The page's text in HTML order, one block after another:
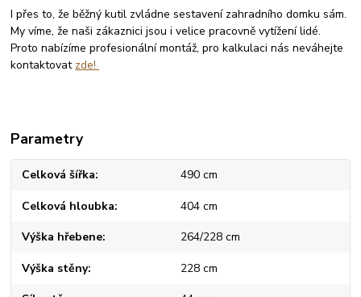
I přes to, že běžný kutil zvládne sestavení zahradního domku sám.
My víme, že naši zákaznici jsou i velice pracovně vytížení lidé.
Proto nabízíme profesionální montáž, pro kalkulaci nás neváhejte
kontaktovat zde!
Parametry
Celková šířka 490 cm
Celková hloubka 404 cm
Výška hřebene 264/228 cm
Výška stěny 228 cm